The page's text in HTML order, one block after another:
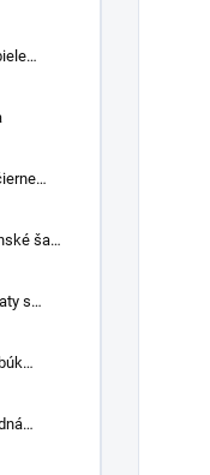
šaty
s